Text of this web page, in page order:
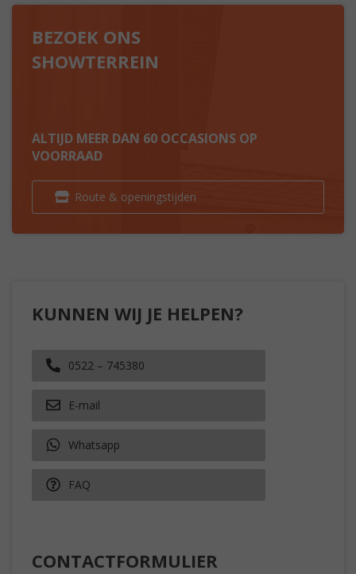
BEZOEK ONS
SHOWTERREIN
ALTIJD MEER DAN 60 OCCASIONS OP
VOORRAAD
Route & openingstijden
KUNNEN WIJ JE HELPEN?
0522 – 745380
E-mail
Whatsapp
FAQ
CONTACTFORMULIER